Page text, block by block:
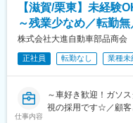
階的に業務範囲を広
を見て製品について
のように電話を受け
スタートします。商
で、ご安心ください。
・文書管理（契約書
■教育体制
験かつ職種未経験で
残業10H、平均勤続
い環境です。組織風
【滋賀/栗東】未経験
～残業少なめ／転勤
株式会社大進自動車部品商会
正社員 転勤なし 業種未
仕事内容
～車好き歓迎！ガソ
視の採用です☆／顧客